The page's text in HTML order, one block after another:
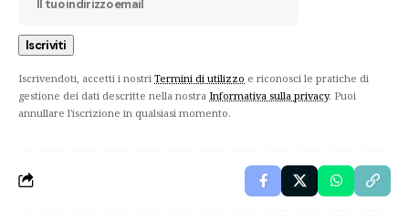
Iscrivendoti, accetti i nostri Termini di utilizzo e riconosci le pratiche di
gestione dei dati descritte nella nostra Informativa sulla privacy. Puoi
annullare l'iscrizione in qualsiasi momento.